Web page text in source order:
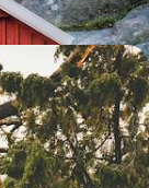
au fil de l'eau
au fil
en bord de mer